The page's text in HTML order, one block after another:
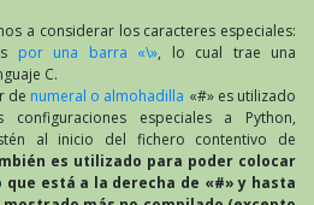
a considerar los caracteres especiales:
por una barra «\», lo cual trae una
C.
de numeral o almohadilla «#» es utilizado
configuraciones especiales a Python,
al inicio del fichero contentivo de
es utilizado para poder colocar
está a la derecha de «#» y hasta